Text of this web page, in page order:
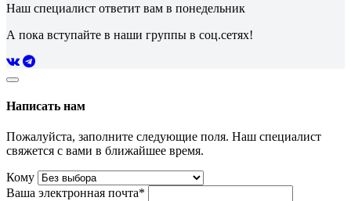
Наш специалист ответит вам в понедельник
А пока вступайте в наши группы в соц.сетях!
Написать нам
Пожалуйста, заполните следующие поля. Наш специалист
свяжется с вами в ближайшее время.
Кому
Ваша электронная почта*